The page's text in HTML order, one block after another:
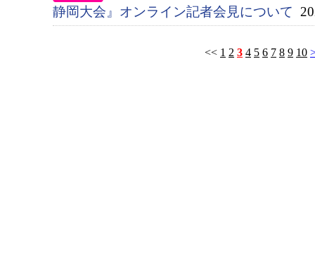
静岡大会』オンライン記者会見について
<< 1 2 3 4 5 6 7 8 9 10